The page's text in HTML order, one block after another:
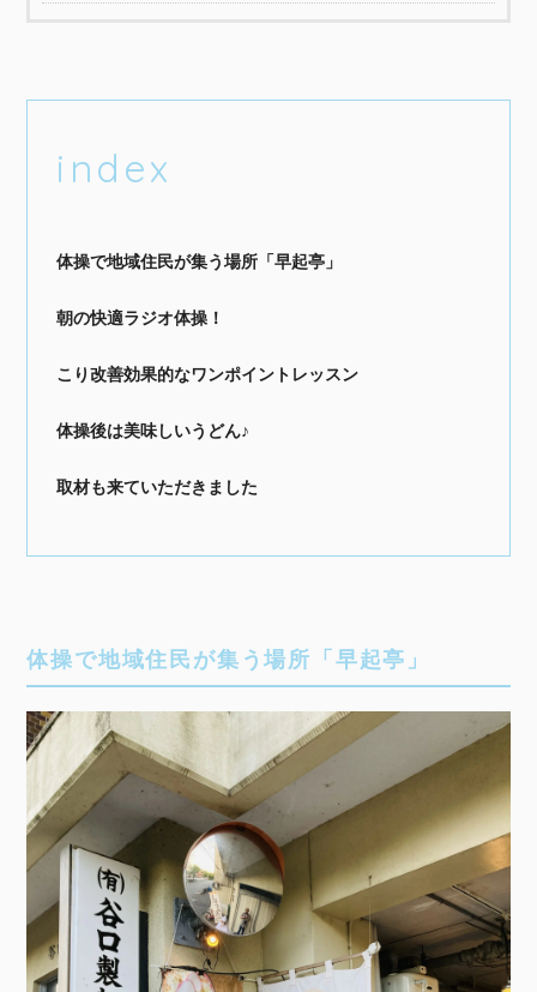
index
体操で地域住民が集う場所「早起亭」
朝の快適ラジオ体操！
こり改善効果的なワンポイントレッスン
体操後は美味しいうどん♪
取材も来ていただきました
体操で地域住民が集う場所「早起亭」